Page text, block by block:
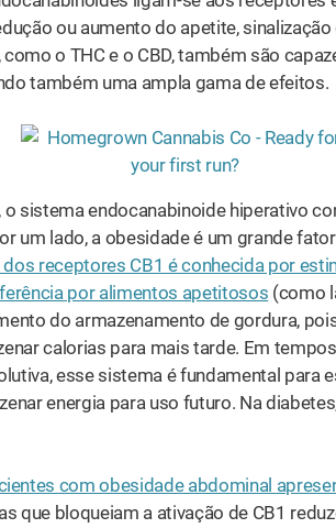
ou aumento do apetite,
o THC e o CBD, também são
também uma ampla gama de efeitos.
sistema endocanabinoide hiperativo
um lado, a obesidade é um grande
dos receptores CB1 é conhecida por
por alimentos apetitosos ​​(como
do armazenamento de gordura,
calorias para mais tarde. Em
esse sistema é fundamental para
energia para uso futuro. Na
com obesidade abdominal
que bloqueiam a ativação de CB1